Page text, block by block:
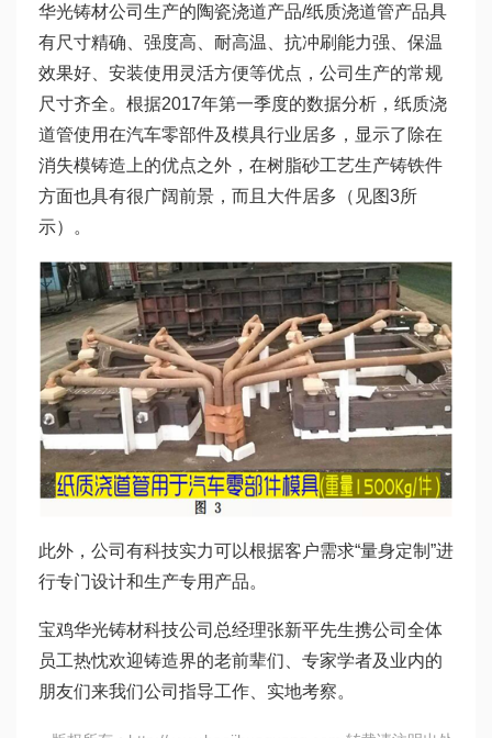
华光铸材公司生产的陶瓷浇道产品/纸质浇道管产品具
有尺寸精确、强度高、耐高温、抗冲刷能力强、保温
效果好、安装使用灵活方便等优点，公司生产的常规
尺寸齐全。根据2017年第一季度的数据分析，纸质浇
道管使用在汽车零部件及模具行业居多，显示了除在
消失模铸造上的优点之外，在树脂砂工艺生产铸铁件
方面也具有很广阔前景，而且大件居多（见图3所
示）。
此外，公司有科技实力可以根据客户需求“量身定制”进
行专门设计和生产专用产品。
宝鸡华光铸材科技公司总经理张新平先生携公司全体
员工热忱欢迎铸造界的老前辈们、专家学者及业内的
朋友们来我们公司指导工作、实地考察。